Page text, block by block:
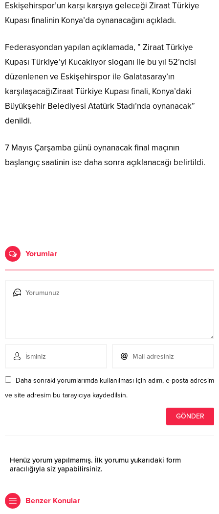
Eskişehirspor’un karşı karşıya geleceği Ziraat Türkiye
Kupası finalinin Konya’da oynanacağını açıkladı.
Federasyondan yapılan açıklamada, ” Ziraat Türkiye
Kupası Türkiye’yi Kucaklıyor sloganı ile bu yıl 52’ncisi
düzenlenen ve Eskişehirspor ile Galatasaray’ın
karşılaşacağıZiraat Türkiye Kupası finali, Konya’daki
Büyükşehir Belediyesi Atatürk Stadı’nda oynanacak”
denildi.
7 Mayıs Çarşamba günü oynanacak final maçının
başlangıç saatinin ise daha sonra açıklanacağı belirtildi.
Yorumlar
Daha sonraki yorumlarımda kullanılması için adım, e-posta adresim
ve site adresim bu tarayıcıya kaydedilsin.
Henüz yorum yapılmamış. İlk yorumu yukarıdaki form
aracılığıyla siz yapabilirsiniz.
Benzer Konular